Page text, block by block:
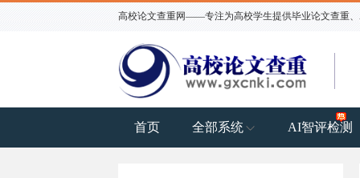
高校论文查重网——专注为高校学生提供毕业论文查重
首页 全部系统 AI智评检测